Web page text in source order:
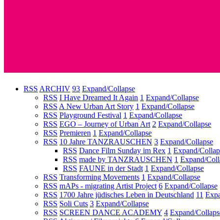
RSS ARCHIV 93 Expand/Collapse
RSS I Have Dreamed It Again 1 Expand/Collapse
RSS A New Urban Art Story 1 Expand/Collapse
RSS Playground Festival 1 Expand/Collapse
RSS EGO – Journey of Urban Art 2 Expand/Collapse
RSS Premieren 1 Expand/Collapse
RSS 10 Jahre TANZRAUSCHEN 3 Expand/Collapse
RSS Dance Film Sunday im Rex 1 Expand/
RSS made by TANZRAUSCHEN 1 Expand/
RSS FAUNE in der Stadt 1 Expand/Collapse
RSS Transforming Movements 1 Expand/Collapse
RSS mAPs - migrating Artist Project 6 Expand/Collapse
RSS 1700 Jahre jüdisches Leben in Deutschland 11
RSS Soli Cuts 3 Expand/Collapse
RSS SCREEN DANCE ACADEMY 4 Expand/